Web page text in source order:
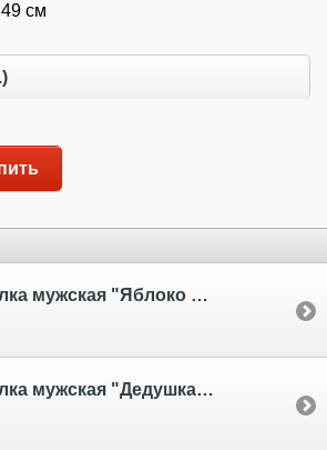
см
Футболка мужская "Яблоко от яблони", коричневая
Футболка мужская "Дедушка superstar", черн.